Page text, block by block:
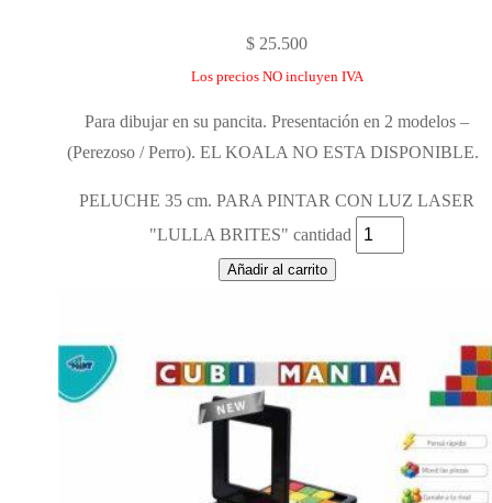
$ 25.500
Los precios NO incluyen IVA
Para dibujar en su pancita. Presentación en 2 modelos –
(Perezoso / Perro). EL KOALA NO ESTA DISPONIBLE.
PELUCHE 35 cm. PARA PINTAR CON LUZ LASER
"LULLA BRITES" cantidad
Añadir al carrito